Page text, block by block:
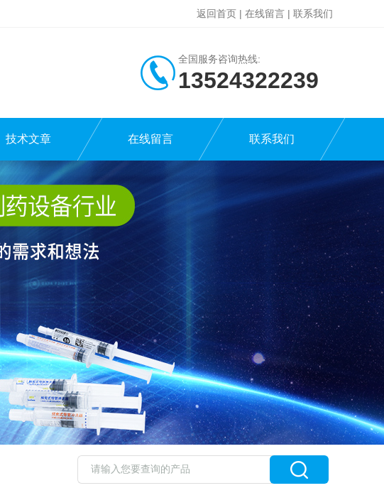
返回首页 | 在线留言 | 联系我们
全国服务咨询热线:
13524322239
技术文章 在线留言 联系我们